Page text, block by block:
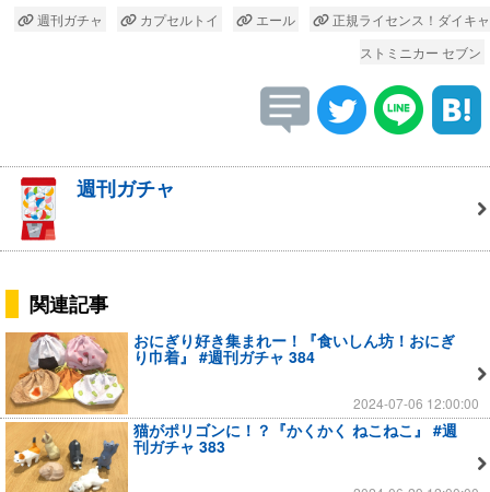
週刊ガチャ カプセルトイ エール
正規ライセンス！ダイキャ
ストミニカー セブン
週刊ガチャ
関連記事
おにぎり好き集まれー！『食いしん坊！おにぎ
り巾着』 #週刊ガチャ 384
2024-07-06 12:00:00
猫がポリゴンに！？『かくかく ねこねこ』 #週
刊ガチャ 383